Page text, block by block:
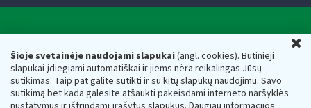
Šioje svetainėje naudojami slapukai(angl. cookies). Būtinieji
slapukai įdiegiami automatiškai ir jiems nėra reikalingas Jūsų
sutikimas. Taip pat galite sutikti ir su kitų slapukų naudojimu. Savo
sutikimą bet kada galėsite atšaukti pakeisdami interneto naršyklės
Respublikos finansų ministerijos
Biudžetinė įstaiga. Juridinio asmens kodas — 188659752,
adresas: Vasario 16-osios g. 14, 01107 Vilnius, Lietuva, el.paštas:
vmi@vmi.lt, E. pristatymo dėžutės adresas 188659752